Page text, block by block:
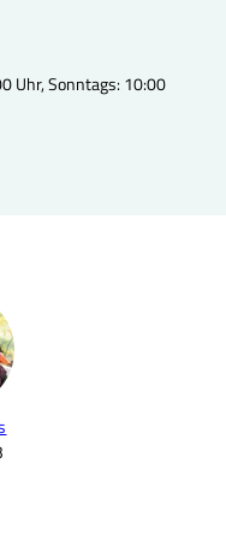
Uhr, Sonntags: 10:00